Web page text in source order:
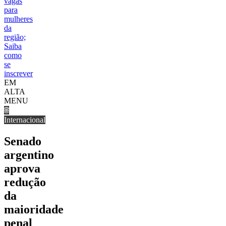
para
mulheres
da
região;
Saiba
como
se
inscrever
EM
ALTA
MENU
🌐
Internacional
Senado
argentino
aprova
redução
da
maioridade
penal